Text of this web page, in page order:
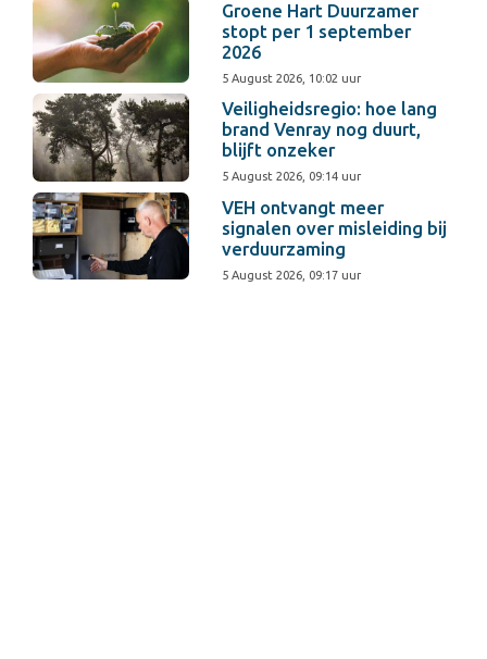
Groene Hart Duurzamer
stopt per 1 september
2026
5 August 2026, 10:02 uur
Veiligheidsregio: hoe lang
brand Venray nog duurt,
blijft onzeker
5 August 2026, 09:14 uur
VEH ontvangt meer
signalen over misleiding bij
verduurzaming
5 August 2026, 09:17 uur